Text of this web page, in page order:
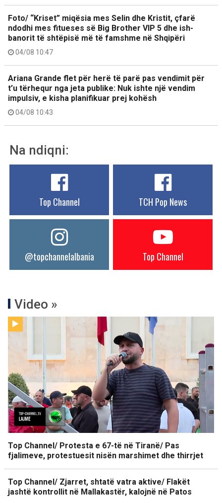
Foto/ “Kriset” miqësia mes Selin dhe Kristit, çfarë
ndodhi mes fitueses së Big Brother VIP 5 dhe ish-
banorit të shtëpisë më të famshme në Shqipëri
04/08 10:47
Ariana Grande flet për herë të parë pas vendimit për
t’u tërhequr nga jeta publike: Nuk ishte një vendim
impulsiv, e kisha planifikuar prej kohësh
04/08 10:43
Na ndiqni:
Top Channel TCH Pop News
@topchannelalbania Top Channel
Video »
Top Channel/ Protesta e 67-të në Tiranë/ Pas
fjalimeve, protestuesit nisën marshimet dhe thirrjet
Top Channel/ Zjarret, shtatë vatra aktive/ Flakët
jashtë kontrollit në Mallakastër, kalojnë në Patos